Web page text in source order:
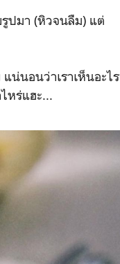
ปมา (หิวจนลืม) แต่
น่นอนว่าเราเห็นอะไร
หร่แฮะ...